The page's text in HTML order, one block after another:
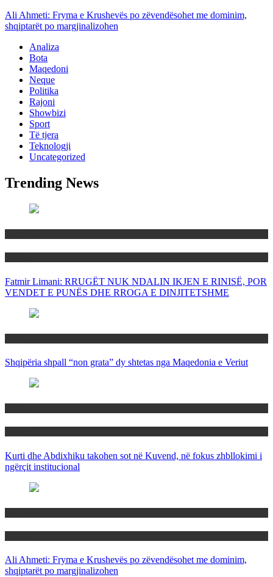
Ali Ahmeti: Fryma e Krushevës po zëvendësohet me dominim,
shqiptarët po margjinalizohen
Analiza
Bota
Maqedoni
Neque
Politika
Rajoni
Showbizi
Sport
Të tjera
Teknologji
Uncategorized
Trending News
Fatmir Limani: RRUGËT NUK NDALIN IKJEN E RINISË, POR
VENDET E PUNËS DHE RROGA E DINJITETSHME
Shqipëria shpall “non grata” dy shtetas nga Maqedonia e Veriut
Kurti dhe Abdixhiku takohen sot në Kuvend, në fokus zhbllokimi i
ngërçit institucional
Ali Ahmeti: Fryma e Krushevës po zëvendësohet me dominim,
shqiptarët po margjinalizohen